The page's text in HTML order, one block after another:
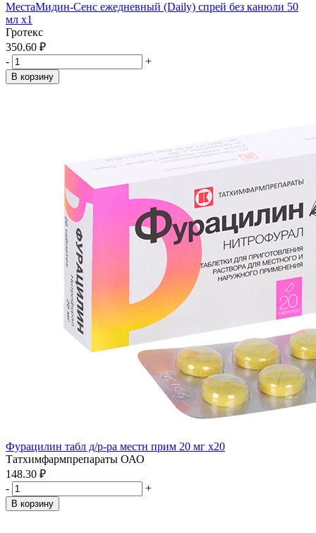
МестаМидин-Сенс ежедневный (Daily) спрей без канюли 50
мл x1
Гротекс
350.60 ₽
-
+
В корзину
Фурацилин табл д/р-ра местн прим 20 мг x20
Татхимфармпрепараты ОАО
148.30 ₽
-
+
В корзину